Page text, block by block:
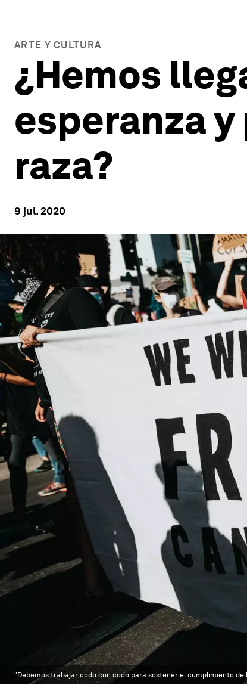
ARTE Y CULTURA
¿Hemos
esperanza
raza?
9 jul. 2020
"Debemos trabajar codo con codo para sostener el cumplimiento